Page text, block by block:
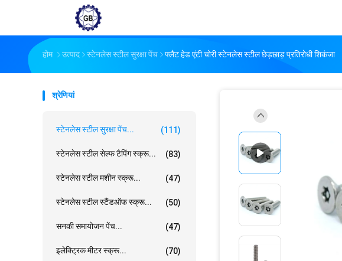
होम उत्पाद स्टेनलेस स्टील सुरक्षा पेंच फ्लैट हेड एंटी चोरी स्टेनलेस स्टील छेड़छाड़ प्रतिरोधी शिकंजा
श्रेणियां
स्टेनलेस स्टील सुरक्षा पेंच... (111)
स्टेनलेस स्टील सेल्फ टैपिंग स्क्रू... (83)
स्टेनलेस स्टील मशीन स्क्रू... (47)
स्टेनलेस स्टील स्टैंडऑफ स्क्रू... (50)
सनकी समायोजन पेंच... (47)
इलेक्ट्रिक मीटर स्क्रू... (70)